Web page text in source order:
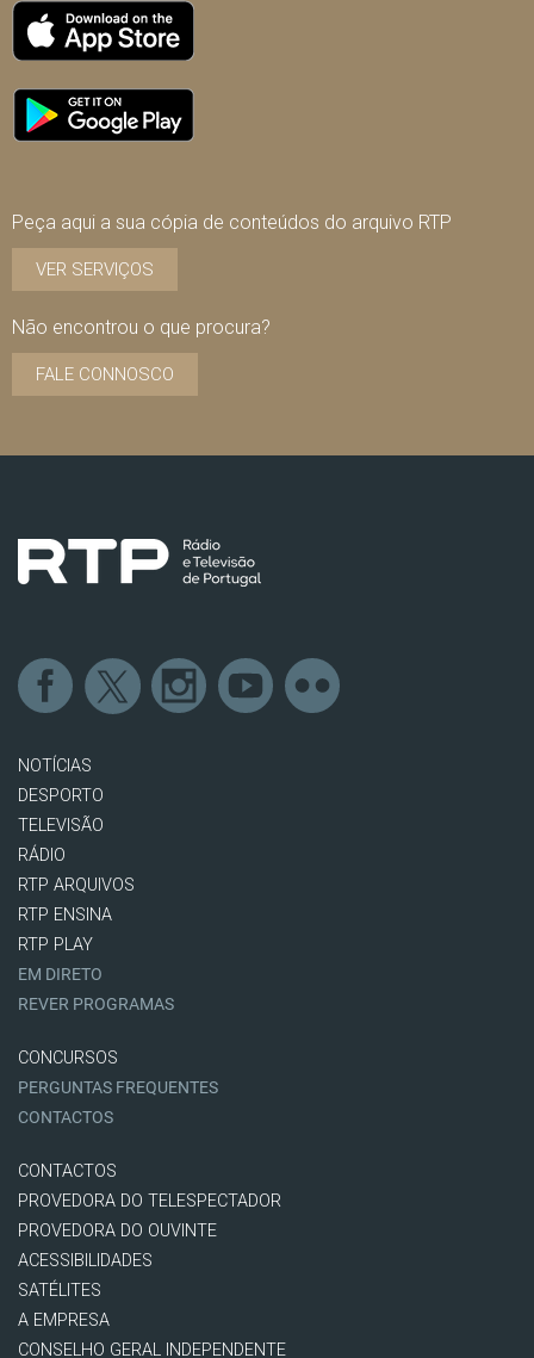
Peça aqui a sua cópia de conteúdos do arquivo RTP
VER SERVIÇOS
Não encontrou o que procura?
FALE CONNOSCO
NOTÍCIAS
DESPORTO
TELEVISÃO
RÁDIO
RTP ARQUIVOS
RTP ENSINA
RTP PLAY
EM DIRETO
REVER PROGRAMAS
CONCURSOS
PERGUNTAS FREQUENTES
CONTACTOS
CONTACTOS
PROVEDORA DO TELESPECTADOR
PROVEDORA DO OUVINTE
ACESSIBILIDADES
SATÉLITES
A EMPRESA
CONSELHO GERAL INDEPENDENTE